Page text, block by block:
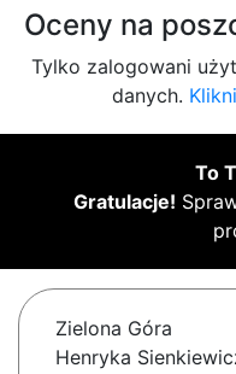
Oceny na
Tylko zalogowani
danych.
To
Gratulacje!
Zielona Góra
Henryka